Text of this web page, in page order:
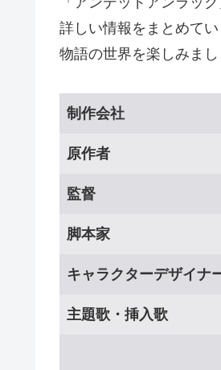
詳しい情報をまとめて
物語の世界を楽しみまし
制作会社
原作者
監督
脚本家
キャラクターデザイナ
主題歌・挿入歌